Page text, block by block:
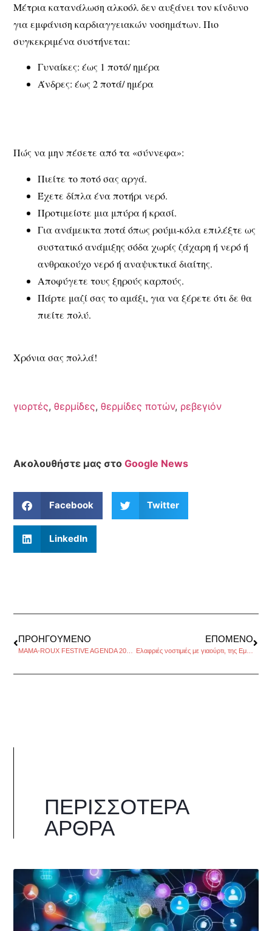
Μέτρια κατανάλωση αλκοόλ δεν αυξάνει τον κίνδυνο
για εμφάνιση καρδιαγγειακών νοσημάτων. Πιο
συγκεκριμένα συστήνεται:
Γυναίκες: έως 1 ποτό/ ημέρα
Άνδρες: έως 2 ποτά/ ημέρα
Πώς να μην πέσετε από τα «σύννεφα»:
Πιείτε το ποτό σας αργά.
Έχετε δίπλα ένα ποτήρι νερό.
Προτιμείστε μια μπύρα ή κρασί.
Για ανάμεικτα ποτά όπως ρούμι-κόλα επιλέξτε ως
συστατικό ανάμιξης σόδα χωρίς ζάχαρη ή νερό ή
ανθρακούχο νερό ή αναψυκτικά διαίτης.
Αποφύγετε τους ξηρούς καρπούς.
Πάρτε μαζί σας το αμάξι, για να ξέρετε ότι δε θα
πιείτε πολύ.
Χρόνια σας πολλά!
γιορτές,θερμίδες,θερμίδες ποτών, ρεβεγιόν
Ακολουθήστε μας στοGoogle News
Facebook Twitter
LinkedIn
ΠΡΟΗΓΟΎΜΕΝΟ ΕΠΌΜΕΝΟ
Ελαφριές νοστιμιές με γιαούρτι, της Εμμανουέλας Κόκκαλη
ΠΕΡΙΣΣΌΤΕΡΑ
ΆΡΘΡΑ